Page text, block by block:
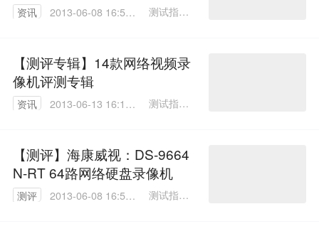
资讯
2013-06-08 16:56:
测试指导/
【测评专辑】14款网络视频录
像机评测专辑
资讯
2013-06-13 16:15:
测试指导/
【测评】海康威视：DS-9664
N-RT 64路网络硬盘录像机
测评
2013-06-08 16:56:
测试指导/